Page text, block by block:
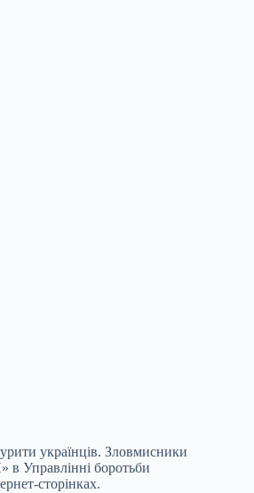
українців. Зловмисники
Управлінні боротьби
сторінках.